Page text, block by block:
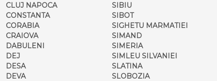
CLUJ NAPOCA
CONSTANTA
CORABIA
CRAIOVA
DABULENI
DEJ
DESA
DEVA
SIBIU
SIBOT
SIGHETU MARMATIEI
SIMAND
SIMERIA
SIMLEU SILVANIEI
SLATINA
SLOBOZIA